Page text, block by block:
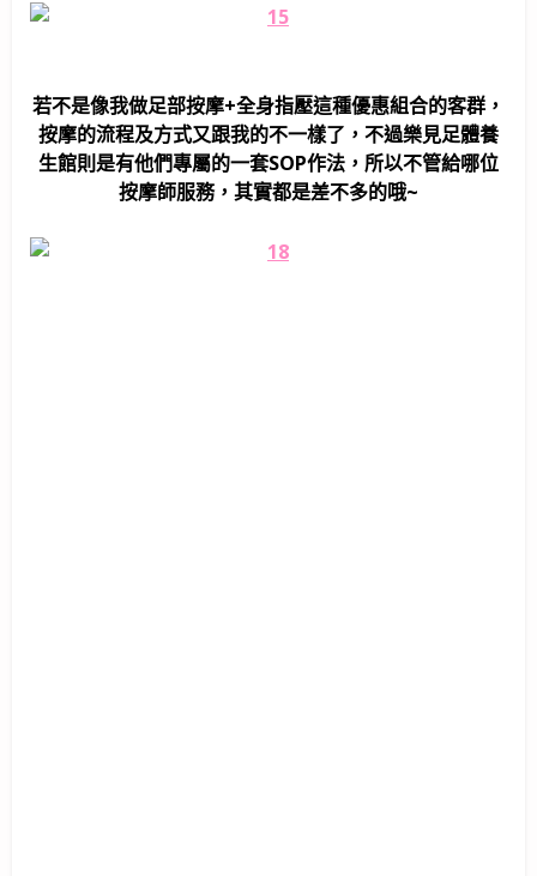
若不是像我做足部按摩+全身指壓這種優惠組合的客群，
按摩的流程及方式又跟我的不一樣了，不過樂見足體養
生館則是有他們專屬的一套SOP作法，所以不管給哪位
按摩師服務，其實都是差不多的哦~